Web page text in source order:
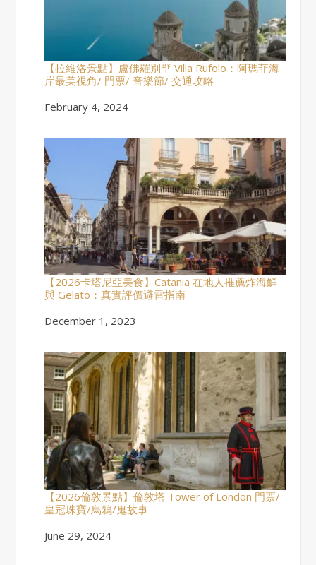
【拉維洛景點】盧佛羅別墅 Villa Rufolo：阿瑪菲海
岸最美視角/ 門票/ 音樂節/ 交通攻略
Date
February 4, 2024
【2026卡塔尼亞美食】Catania 在地人推薦炸海鮮
與 Gelato：真實評價避雷指南
Date
December 1, 2023
【2026倫敦景點】倫敦塔 Tower of London 門票/
皇冠珠寶/烏鴉/鬼故事
Date
June 29, 2024